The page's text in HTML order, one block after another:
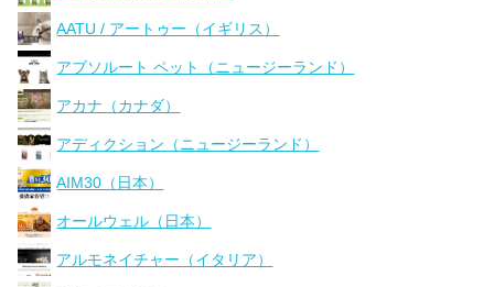
AATU / アートゥー（イギリス）
アブソルート ペット（ニュージーランド）
アカナ（カナダ）
アディクション（ニュージーランド）
AIM30（日本）
オールウェル（日本）
アルモネイチャー（イタリア）